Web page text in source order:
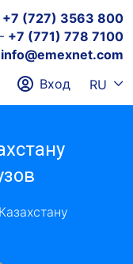
+7 (727) 3563 800
+7 (771) 778 7100
info@emexnet.com
Вход RU